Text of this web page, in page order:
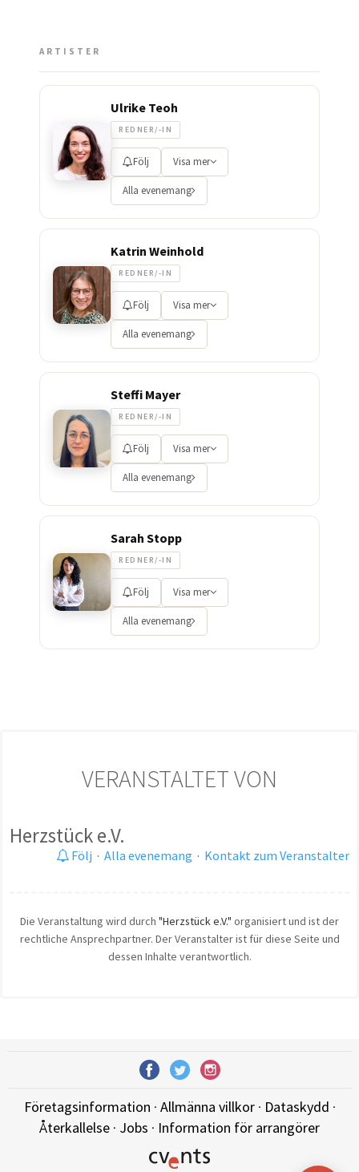
ARTISTER
Ulrike Teoh
REDNER/-IN
Följ Visa mer
Alla evenemang
Katrin Weinhold
REDNER/-IN
Följ Visa mer
Alla evenemang
Steffi Mayer
REDNER/-IN
Följ Visa mer
Alla evenemang
Sarah Stopp
REDNER/-IN
Följ Visa mer
Alla evenemang
VERANSTALTET VON
Herzstück e.V.
Följ · Alla evenemang · Kontakt zum Veranstalter
Die Veranstaltung wird durch "Herzstück e.V." organisiert und ist der
rechtliche Ansprechpartner. Der Veranstalter ist für diese Seite und
dessen Inhalte verantwortlich.
Företagsinformation · Allmänna villkor· Dataskydd ·
Återkallelse · Jobs · Information för arrangörer